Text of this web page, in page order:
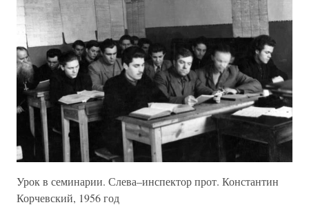
Урок в семинарии. Слева–инспектор прот. Константин
Корчевский, 1956 год